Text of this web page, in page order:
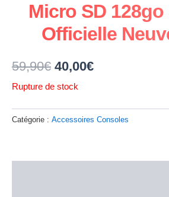
Micro SD
Officielle
59,90€ 40,00€
Rupture de stock
Catégorie : Accessoires Consoles